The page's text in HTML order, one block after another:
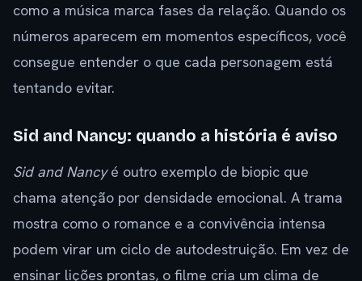
como a música marca fases da relação. Quando os
números aparecem em momentos específicos, você
consegue entender o que cada personagem está
tentando evitar.
Sid and Nancy: quando a história é aviso
Sid and Nancyé outro exemplo de biopic que
chama atenção por densidade emocional. A trama
mostra como o romance e a convivência intensa
podem virar um ciclo de autodestruição. Em vez de
ensinar lições prontas, o filme cria um clima de